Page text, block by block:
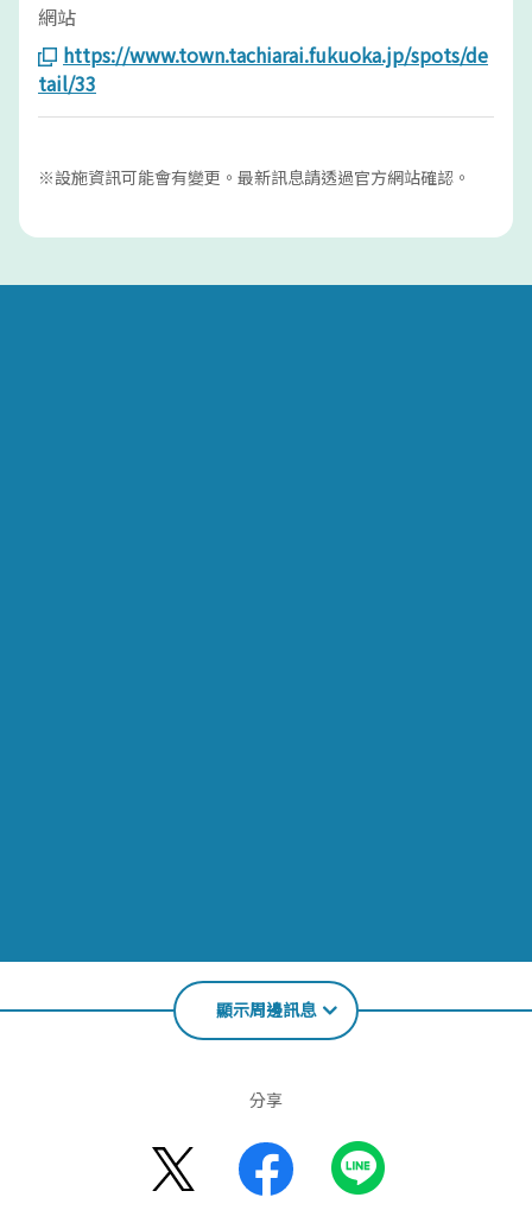
網站
https://www.town.tachiarai.fukuoka.jp/spots/de
tail/33
※設施資訊可能會有變更。最新訊息請透過官方網站確認。
顯示周邊訊息
分享